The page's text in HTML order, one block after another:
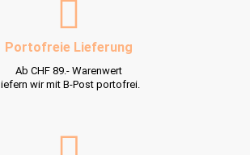
Portofreie Lieferung
Ab CHF 89.- Warenwert
liefern wir mit B-Post portofrei.